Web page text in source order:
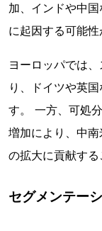
加、インドや中
に起因する可能性
ヨーロッパでは
り、ドイツや英
す。 一方、可処
増加により、中
の拡大に貢献する
セグメンテー